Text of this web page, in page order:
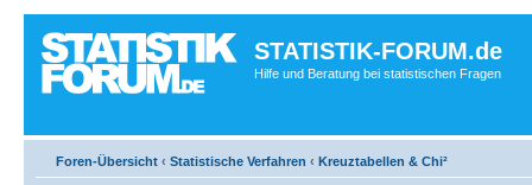
STATISTIK-FORUM.de
Hilfe und Beratung bei statistischen Fragen
Foren-Übersicht ‹ Statistische Verfahren ‹ Kreuztabellen & Chi²